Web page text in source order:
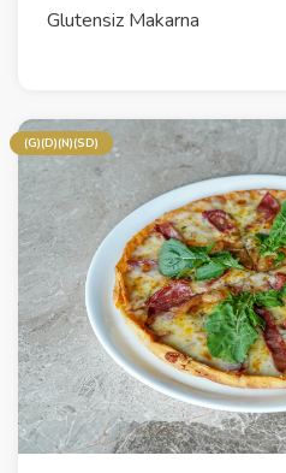
Glutensiz Makarna
(G)(D)(N)(SD)